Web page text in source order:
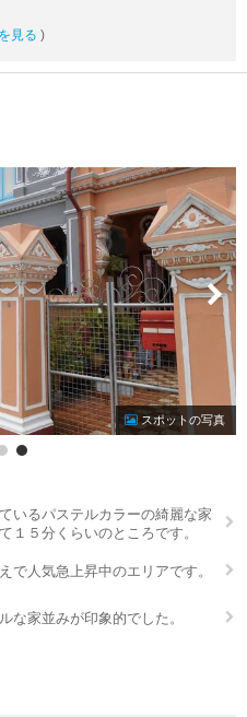
見る )
スポットの写真
いるパステルカラーの綺麗な家
１５分くらいのところです。
で人気急上昇中のエリアです。
な家並みが印象的でした。